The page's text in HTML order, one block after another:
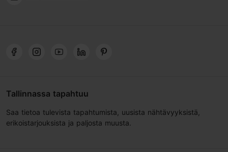
Tallinnassa tapahtuu
Saa tietoa tulevista tapahtumista, uusista nähtävyyksistä,
erikoistarjouksista ja paljosta muusta.